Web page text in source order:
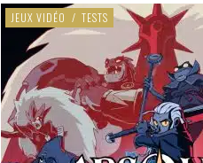
JEUX VIDÉO / TESTS